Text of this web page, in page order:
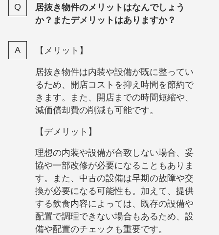
居抜き物件のメリットはなんでしょう
か？またデメリットはありますか？
【メリット】
居抜き物件は内装や設備が既に整ってい
るため、開店コストを抑え時間を節約で
きます。また、開店までの時間短縮や、
減価償却費の削減も可能です。
【デメリット】
理想の内装や設備が合致しない場合、妥
協や一部改修が必要になることもありま
す。また、中古の設備は早期の故障や交
換が必要になる可能性も。加えて、提供
する飲食内容によっては、既存の設備や
配置で調理できない場合もあるため、設
備や配置のチェックも重要です。